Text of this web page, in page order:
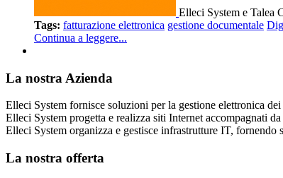
Elleci System e Talea
Tags: fatturazione elettronica gestione documentale
Continua a leggere...
La nostra Azienda
Elleci System fornisce soluzioni per la gestione elettronica
Elleci System progetta e realizza siti Internet accompagnati
Elleci System organizza e gestisce infrastrutture IT,
La nostra offerta